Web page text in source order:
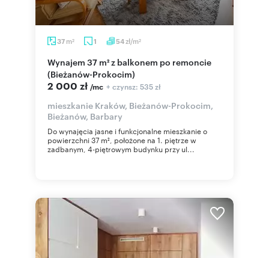
37 m2 1 54zł/m2
Wynajem 37 m² z balkonem po remoncie
(Bieżanów-Prokocim)
2 000 zł /mc + czynsz: 535 zł
mieszkanie Kraków, Bieżanów-Prokocim,
Bieżanów, Barbary
Do wynajęcia jasne i funkcjonalne mieszkanie o
powierzchni 37 m², położone na 1. piętrze w
zadbanym, 4-piętrowym budynku przy ul...